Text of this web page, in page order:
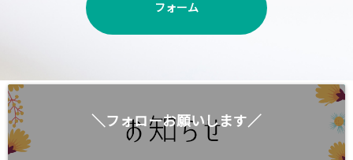
フォーム
＼フォローお願いします／